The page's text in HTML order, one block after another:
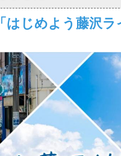
「はじめよう藤沢ラ